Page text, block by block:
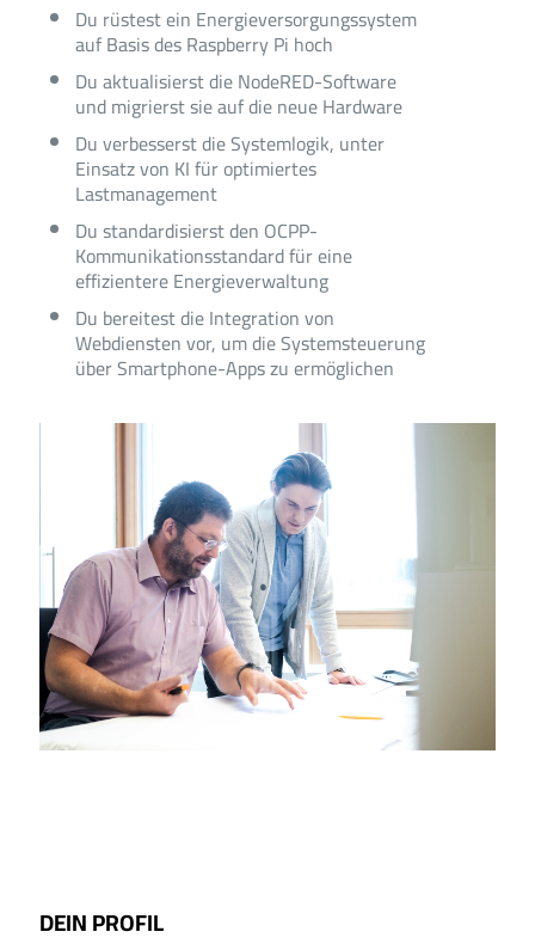
Du rüstest ein Energieversorgungssystem
auf Basis des Raspberry Pi hoch
Du aktualisierst die NodeRED-Software
und migrierst sie auf die neue Hardware
Du verbesserst die Systemlogik, unter
Einsatz von KI für optimiertes
Lastmanagement
Du standardisierst den OCPP-
Kommunikationsstandard für eine
effizientere Energieverwaltung
Du bereitest die Integration von
Webdiensten vor, um die Systemsteuerung
über Smartphone-Apps zu ermöglichen
DEIN PROFIL